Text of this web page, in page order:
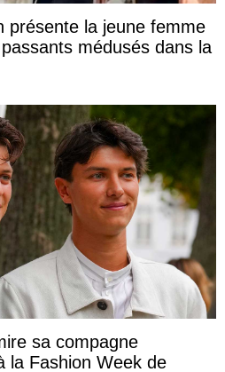
présente la jeune femme
médusés dans la
sa compagne
la Fashion Week de